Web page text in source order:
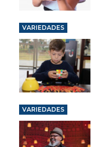
VARIEDADES
VARIEDADES